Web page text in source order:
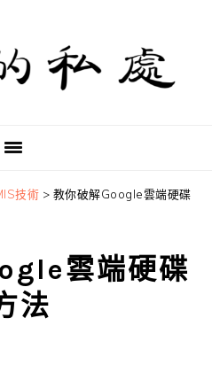
技術 > 教你破解Google雲端硬碟
雲端硬碟
法